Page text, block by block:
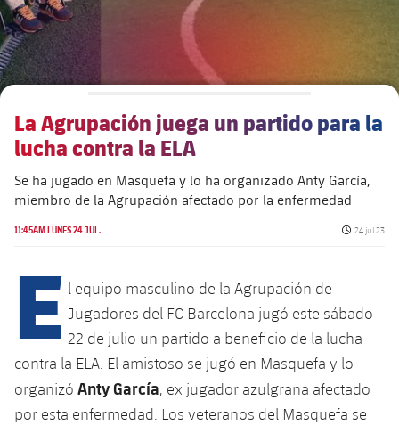
Presidentes
Patronato FBV
Transparencia
Alianzas
Contacto
Residencias para la Gente Mayor
Barcelonismo y vida activa
Código ético
La Agrupación juega un partido para la
lucha contra la ELA
Se ha jugado en Masquefa y lo ha organizado Anty García,
miembro de la Agrupación afectado por la enfermedad
11:45AM LUNES 24 JUL. Fecha de
24 jul 23
E l equipo masculino de la Agrupación de
Jugadores del FC Barcelona jugó este sábado
22 de julio un partido a beneficio de la lucha
contra la ELA. El amistoso se jugó en Masquefa y lo
organizó Anty García, ex jugador azulgrana afectado
por esta enfermedad. Los veteranos del Masquefa se